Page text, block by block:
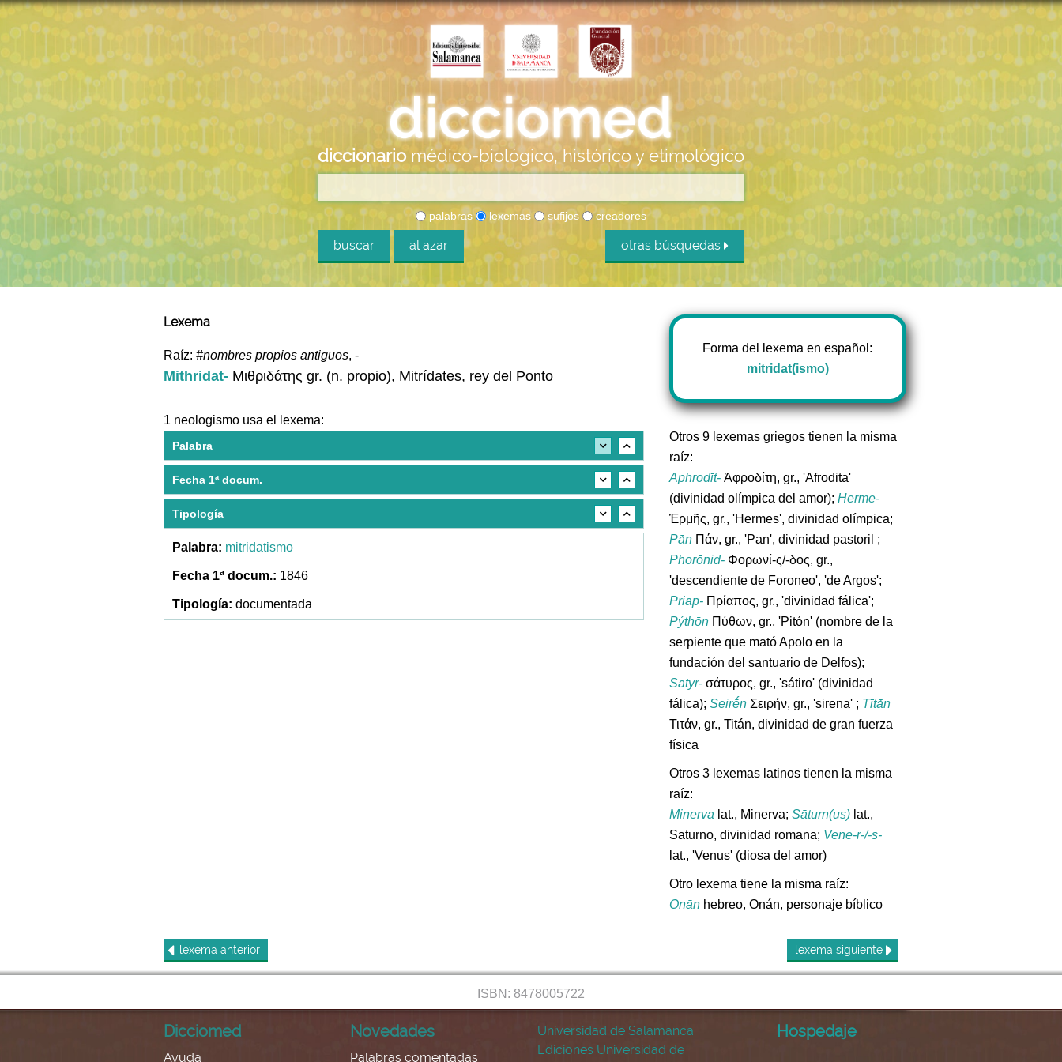
diccionario médico-biológico, histórico y etimológico
palabras lexemas sufijos creadores
buscar al azar otras búsquedas
Lexema
Raíz: #nombres propios antiguos, -
Mithridat- Μιθριδάτης gr. (n. propio), Mitrídates, rey del Ponto
1 neologismo usa el lexema:
Palabra
Fecha 1ª docum.
Tipología
mitridatismo
1846
documentada
Forma del lexema en español:
mitridat(ismo)
Otros 9 lexemas griegos tienen la misma
raíz:
Aphrodīt-Ἀφροδίτη, gr., 'Afrodita'
(divinidad olímpica del amor); Herme-
Ἑρμῆς, gr., 'Hermes', divinidad olímpica;
Pā́nΠάν, gr., 'Pan', divinidad pastoril ;
Phorōnid-Φορωνί-ς/-δος, gr.,
'descendiente de Foroneo', 'de Argos';
Priap-Πρίαπος, gr., 'divinidad fálica';
PýthōnΠύθων, gr., 'Pitón' (nombre de la
serpiente que mató Apolo en la
fundación del santuario de Delfos);
Satyr-σάτυρος, gr., 'sátiro' (divinidad
fálica); SeirḗnΣειρήν, gr., 'sirena' ; Tītā́n
Τιτάν, gr., Titán, divinidad de gran fuerza
física
Otros 3 lexemas latinos tienen la misma
raíz:
Minerva lat., Minerva; Sāturn(us)lat.,
Saturno, divinidad romana; Vene-r-/-s-
lat., 'Venus' (diosa del amor)
Otro lexema tiene la misma raíz:
Ōnānhebreo, Onán, personaje bíblico
lexema anterior lexema siguiente
ISBN: 8478005722
Dicciomed
Ayuda
Novedades
Palabras comentadas
Universidad de Salamanca
Ediciones Universidad de
Hospedaje